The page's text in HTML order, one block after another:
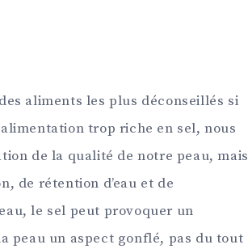
aliments les plus déconseillés si
trop riche en sel, nous
de la qualité de notre peau, mais
de rétention d’eau et de
le sel peut provoquer un
peau un aspect gonflé, pas du tout